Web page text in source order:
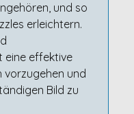
und so
erleichtern.
eine effektive
und
Bild zu